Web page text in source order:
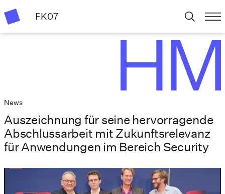
FK07
News
Auszeichnung für seine hervorragende
Abschlussarbeit mit Zukunftsrelevanz
für Anwendungen im Bereich Security